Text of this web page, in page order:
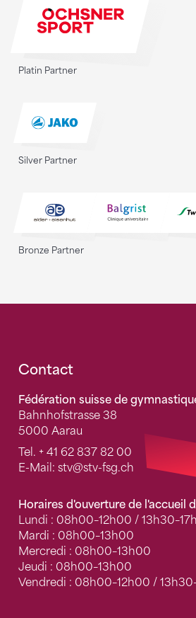
Platin Partner
Silver Partner
Bronze Partner
Fusszeile
Contact
Fédération suisse de
Bahnhofstrasse 38
5000 Aarau
Tel. + 41 62 837 82 00
E-Mail: stv@stv-fsg.ch
Horaires d'ouverture de l'accueil
Lundi : 08h00–12h00 /
Mardi : 08h00–13h00
Mercredi : 08h00–13h00
Jeudi : 08h00–13h00
Vendredi : 08h00–12h00 /